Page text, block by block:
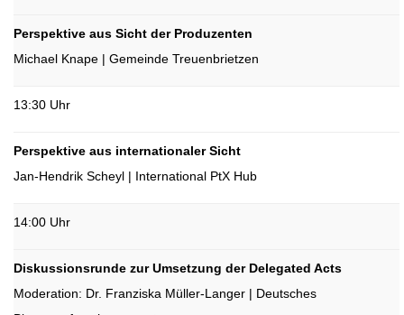
Perspektive aus Sicht der Produzenten
Michael Knape | Gemeinde Treuenbrietzen
13:30 Uhr
Perspektive aus internationaler Sicht
Jan-Hendrik Scheyl | International PtX Hub
14:00 Uhr
Diskussionsrunde zur Umsetzung der Delegated Acts
Moderation: Dr. Franziska Müller-Langer | Deutsches